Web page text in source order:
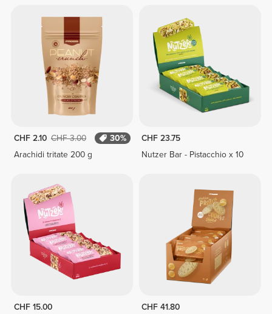
CHF 2.10 CHF 3.00
30%
Arachidi tritate 200 g
CHF 23.75
Nutzer Bar - Pistacchio x 10
CHF 15.00
CHF 41.80